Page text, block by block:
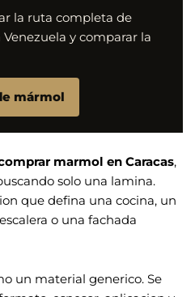
la ruta completa de
y comparar la
mármol
marmol en Caracas,
solo una lamina.
que defina una cocina, un
o una fachada
un material generico. Se